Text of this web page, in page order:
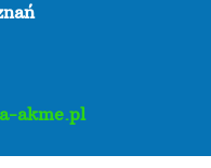
akme.pl